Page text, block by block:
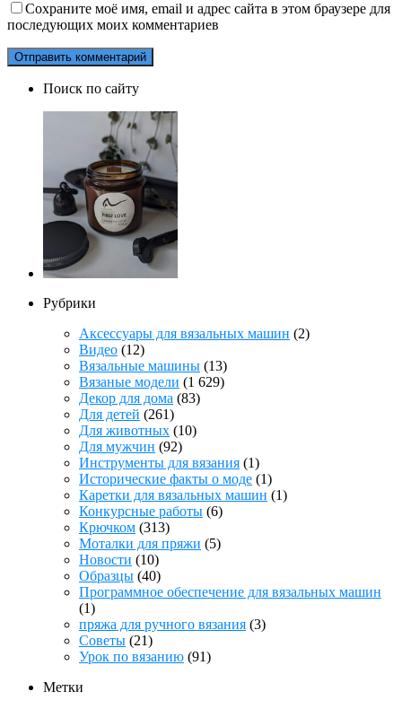
Сохраните моё имя, email и адрес сайта в этом браузере для
последующих моих комментариев
Поиск по сайту
Рубрики
Аксессуары для вязальных машин (2)
Видео (12)
Вязальные машины (13)
Вязаные модели (1 629)
Декор для дома (83)
Для детей (261)
Для животных (10)
Для мужчин (92)
Инструменты для вязания (1)
Исторические факты о моде (1)
Каретки для вязальных машин (1)
Конкурсные работы (6)
Крючком (313)
Моталки для пряжи (5)
Новости (10)
Образцы (40)
Программное обеспечение для вязальных машин
(1)
пряжа для ручного вязания (3)
Советы (21)
Урок по вязанию (91)
Метки